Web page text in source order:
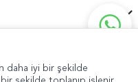
daha iyi bir şekilde